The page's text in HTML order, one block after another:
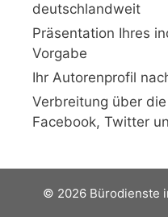
deutschlandweit
Präsentation Ihres
Vorgabe
Ihr Autorenprofil
Verbreitung über
Facebook, Twitter
© 2026 Bürodienste